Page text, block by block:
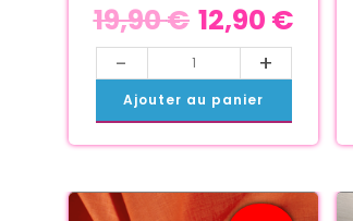
19,90€ 12,90 €
- +
Ajouter au panier